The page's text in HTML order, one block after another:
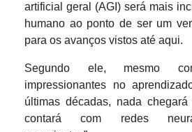
artificial geral (AGI) será mais
humano ao ponto de ser um
para os avanços vistos até aqui.
Segundo ele, mesmo
impressionantes no
últimas décadas, nada
contará com redes